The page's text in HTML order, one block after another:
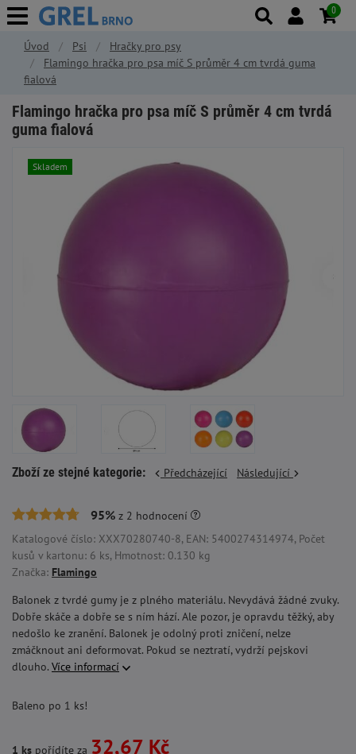
Úvod Psi
Hračky pro psy
Flamingo hračka pro psa míč S průměr 4 cm tvrdá guma
fialová
Flamingo hračka pro psa míč S průměr 4 cm tvrdá
guma fialová
Skladem
Zboží ze stejné kategorie: Předcházející Následující
95% z 2 hodnocení
Katalogové číslo: XXX70280740-8, EAN: 5400274314974, Počet
kusů v kartonu: 6 ks, Hmotnost: 0.130 kg
Značka: Flamingo
Balonek z tvrdé gumy je z plného materiálu. Nevydává žádné zvuky.
Dobře skáče a dobře se s ním hází. Ale pozor, je opravdu těžký, aby
nedošlo ke zranění. Balonek je odolný proti zničení, nelze
zmáčknout ani deformovat. Pokud se neztratí, vydrží pejskovi
dlouho. Více informací
Baleno po 1 ks!
1 ks pořídíte za 32,67 Kč
0